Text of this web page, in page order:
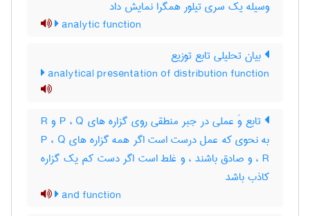
وسیله یک سری تیلور همگرا نمایش داد
analytic function
بیان تحلیلی تابع توزیع
analytical presentation of distribution function
تابع وَ عملی در جبر منطقی روی گزاره های P ، Q و R
به نحوی که عمل درست است اگر همه گزاره های P ، Q
، R و صادق باشند ، و غلط است اگر دست کم یک گزاره
کاذب باشد
and function